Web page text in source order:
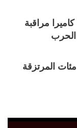
مرور الخرطوم: نهب 194 كاميرا مراقبة
المرتزقة